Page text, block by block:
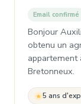
Email confirmé
Bonjour
obtenu un
appartement
Bretonneux.
5 ans